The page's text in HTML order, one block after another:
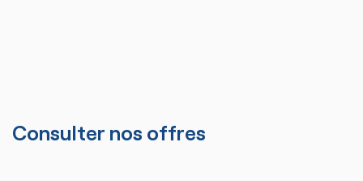
Consulter nos offres